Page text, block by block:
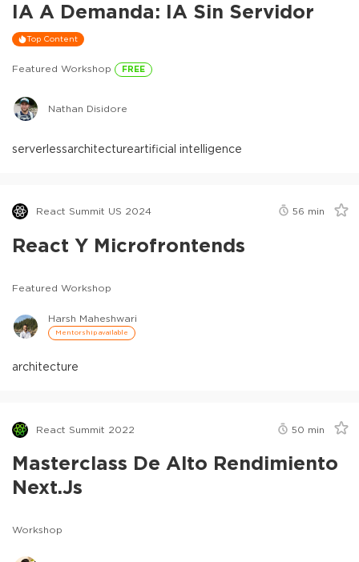
IA A Demanda: IA Sin Servidor
Top Content
Featured Workshop FREE
Nathan Disidore
serverlessarchitectureartificial intelligence
React Summit US 2024 56 min
React Y Microfrontends
Featured Workshop
Harsh Maheshwari
Mentorship available
architecture
React Summit 2022 50 min
Masterclass De Alto Rendimiento
Next.js
Workshop